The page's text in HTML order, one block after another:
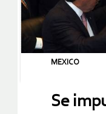
MEXICO
Se